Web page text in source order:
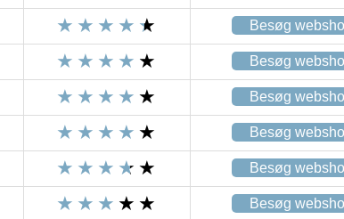
Besøg
Besøg
Besøg
Besøg
Besøg
Besøg